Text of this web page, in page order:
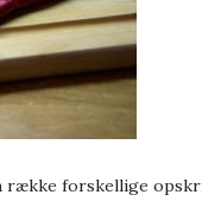
række forskellige